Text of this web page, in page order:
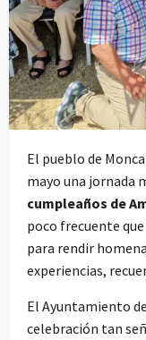
El pueblo de
mayo una jornada
cumpleaños de
poco frecuente
para rendir
experiencias,
El Ayuntamiento
celebración tan